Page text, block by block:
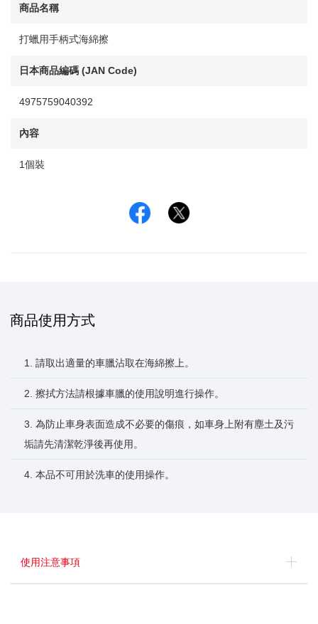
商品名稱
打蠟用手柄式海綿擦
日本商品編碼 (JAN Code)
4975759040392
內容
1個裝
Facebook
商品使用方式
1. 請取出適量的車臘沾取在海綿擦上。
2. 擦拭方法請根據車臘的使用說明進行操作。
3. 為防止車身表面造成不必要的傷痕，如車身上附有塵土及污
垢請先清潔乾淨後再使用。
4. 本品不可用於洗車的使用操作。
使用注意事項